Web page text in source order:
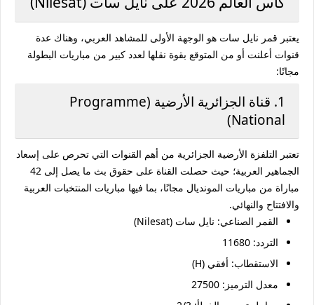
يعتبر قمر نايل سات هو الوجهة الأولى للمشاهد العربي، وهناك عدة
قنوات أعلنت أو من المتوقع بقوة نقلها لعدد كبير من مباريات البطولة
مجانًا:
1. قناة الجزائرية الأرضية (Programme
National)
تعتبر التلفزة الأرضية الجزائرية من أهم القنوات التي تحرص على إسعاد
الجماهير العربية؛ حيث حصلت القناة على حقوق بث ما يصل إلى 42
مباراة من مباريات المونديال مجانًا، بما فيها مباريات المنتخبات العربية
والافتتاح والنهائي.
القمر الصناعي: نايل سات (Nilesat)
التردد:
الاستقطاب: أفقي (H)
معدل الترميز: